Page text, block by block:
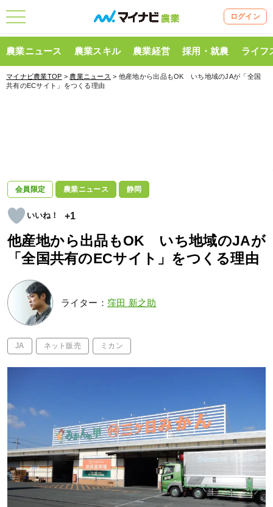
ログイン
農業ニュース 農業スキル 農業経営 採用・就農 ライフ
マイナビ農業TOP > 農業ニュース > 他産地から出品もOK いち地域のJAが「全国
共有のECサイト」をつくる理由
会員限定 農業ニュース 静岡
+1
他産地から出品もOK いち地域のJAが
「全国共有のECサイト」をつくる理由
ライター： 窪田 新之助
JA ネット販売 ミカン